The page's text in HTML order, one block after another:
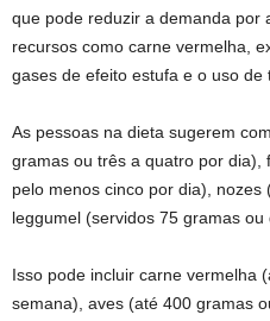
que pode reduzir a demanda por
recursos como carne vermelha,
gases de efeito estufa e o uso de
As pessoas na dieta sugerem
gramas ou três a quatro por dia),
pelo menos cinco por dia),
leggumel (servidos 75 gramas ou
Isso pode incluir carne vermelha
semana), aves (até 400 gramas